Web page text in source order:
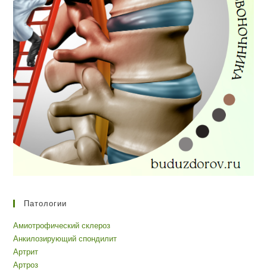
Патологии
Амиотрофический склероз
Анкилозирующий спондилит
Артрит
Артроз